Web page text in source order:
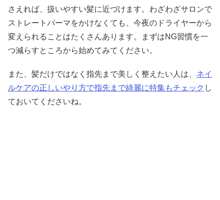
さえれば、扱いやすい髪に近づけます。わざわざサロンで
ストレートパーマをかけなくても、今夜のドライヤーから
変えられることはたくさんあります。まずはNG習慣を一
つ減らすところから始めてみてください。
また、髪だけではなく指先まで美しく整えたい人は、 ネイ
ルケアの正しいやり方で指先まで綺麗に特集もチェック し
ておいてくださいね。